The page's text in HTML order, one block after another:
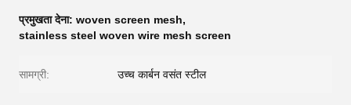
प्रमुखता देना: woven screen mesh,
stainless steel woven wire mesh screen
सामग्री: उच्च कार्बन वसंत स्टील